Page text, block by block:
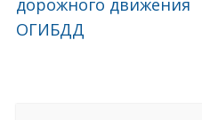
дорожного движения
ОГИБДД